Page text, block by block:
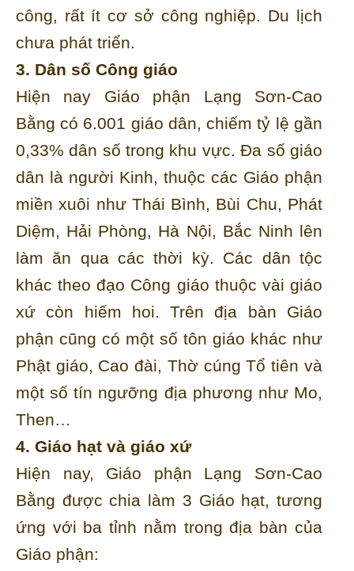
công, rất ít cơ sở công nghiệp. Du lịch
chưa phát triển.
3. Dân số Công giáo
Hiện nay Giáo phận Lạng Sơn-Cao
Bằng có 6.001 giáo dân, chiếm tỷ lệ gần
0,33% dân số trong khu vực. Đa số giáo
dân là người Kinh, thuộc các Giáo phận
miền xuôi như Thái Bình, Bùi Chu, Phát
Diệm, Hải Phòng, Hà Nội, Bắc Ninh lên
làm ăn qua các thời kỳ. Các dân tộc
khác theo đạo Công giáo thuộc vài giáo
xứ còn hiếm hoi. Trên địa bàn Giáo
phận cũng có một số tôn giáo khác như
Phật giáo, Cao đài, Thờ cúng Tổ tiên và
một số tín ngưỡng địa phương như Mo,
Then…
4. Giáo hạt và giáo xứ
Hiện nay, Giáo phận Lạng Sơn-Cao
Bằng được chia làm 3 Giáo hạt, tương
ứng với ba tỉnh nằm trong địa bàn của
Giáo phận: